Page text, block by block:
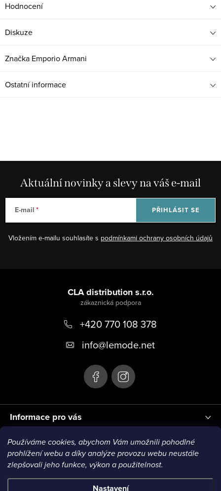
Používáme cookies, abychom Vám umožnili pohodlné
prohlížení webu a díky analýze provozu webu neustále
zlepšovali jeho funkce, výkon a použitelnost.
Nastavení
Hodnocení
Diskuze
Značka Emporio Armani
Ostatní informace
Aktuální novinky a slevy na váš e-mail
E-mail
Vložením e-mailu souhlasíte s podmínkami ochrany osobních údajů
PŘIHLÁSIT SE
Informace pro vás
CLA distribution s.r.o.
+420 770 108 378
info@lemode.net
Blog